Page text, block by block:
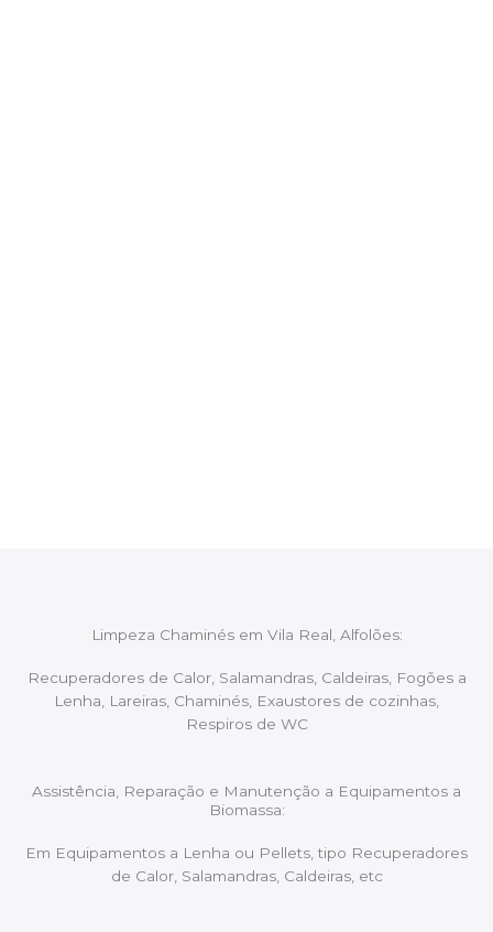
Limpeza Chaminés em Vila Real, Alfolões:
Recuperadores de Calor, Salamandras, Caldeiras, Fogões a
Lenha, Lareiras, Chaminés, Exaustores de cozinhas,
Respiros de WC
Assistência, Reparação e Manutenção a Equipamentos a
Biomassa:
Em Equipamentos a Lenha ou Pellets, tipo Recuperadores
de Calor, Salamandras, Caldeiras, etc